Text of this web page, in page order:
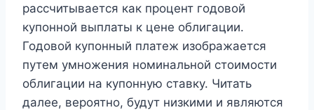
рассчитывается как процент годовой
купонной выплаты к цене облигации.
Годовой купонный платеж изображается
путем умножения номинальной стоимости
облигации на купонную ставку. Читать
далее, вероятно, будут низкими и являются